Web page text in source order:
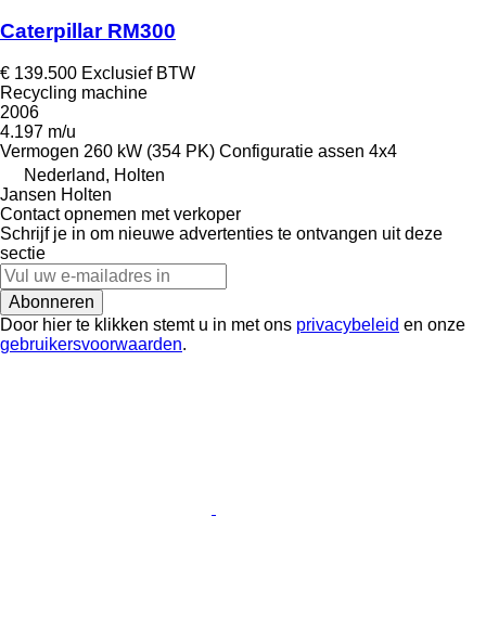
Caterpillar RM300
€ 139.500 Exclusief BTW
Recycling machine
2006
4.197 m/u
Vermogen 260 kW (354 PK) Configuratie assen 4x4
Nederland, Holten
Jansen Holten
Contact opnemen met verkoper
Schrijf je in om nieuwe advertenties te ontvangen uit deze
sectie
Abonneren
Door hier te klikken stemt u in met ons privacybeleid en onze
gebruikersvoorwaarden.